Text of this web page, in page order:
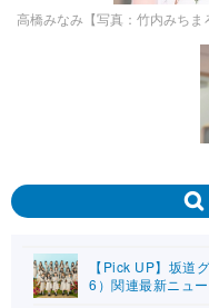
高橋みなみ【写真：竹内みちま
【Pick UP】坂道
6）関連最新ニュ